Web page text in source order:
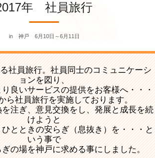
年 社員旅行
in 神戸 6月10日～6月11日
社員旅行。社員同士のコミュニケーシ
ョンを図り、
良いサービスの提供をお客様へ・・・
ら社員旅行を実施しております。
注ぎ、意見交換をし、発展と成長を続
けようと
とときの安らぎ（息抜き）を・・・と
いう事で
の場を神戸に求める事にしました。